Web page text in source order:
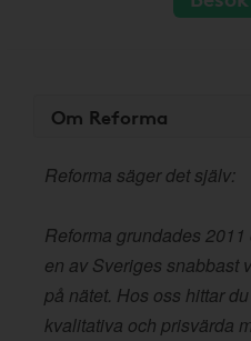
Om Reforma
Reforma säger det själv:
Reforma grundades
en av Sveriges snabbast
på nätet. Hos oss hittar
kvalitativa och prisvärda